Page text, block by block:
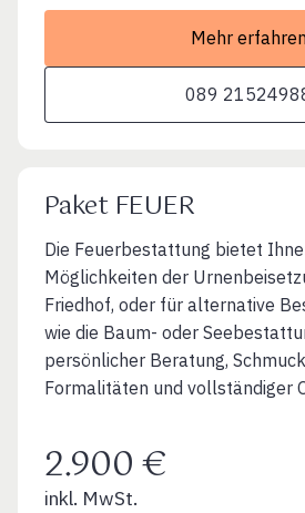
Mehr
089
Paket FEUER
Die Feuerbestattung bietet
Möglichkeiten der
Friedhof, oder für alternative
wie die Baum- oder
persönlicher Beratung,
Formalitäten und vollständiger
2.900 €
inkl. MwSt.